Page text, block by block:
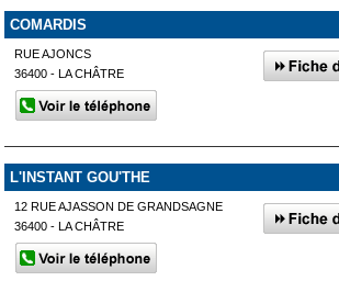
COMARDIS
RUE AJONCS
36400 - LA CHÂTRE
L'INSTANT GOU'THE
12 RUE AJASSON DE GRANDSAGNE
36400 - LA CHÂTRE